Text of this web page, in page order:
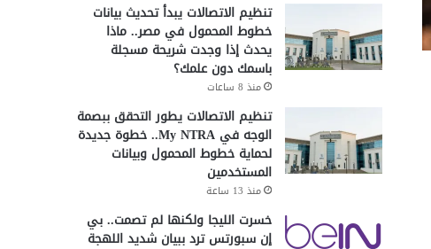
تنظيم الاتصالات يبدأ تحديث بيانات
خطوط المحمول في مصر.. ماذا
يحدث إذا وجدت شريحة مسجلة
باسمك دون علمك؟
منذ 8 ساعات
تنظيم الاتصالات يطور التحقق ببصمة
الوجه في My NTRA.. خطوة جديدة
لحماية خطوط المحمول وبيانات
المستخدمين
منذ 13 ساعة
خسرت الليجا ولكنها لم تصمت.. بي
إن سبورتس ترد ببيان شديد اللهجة